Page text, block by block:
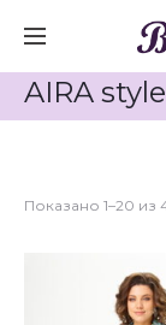
AIRA style
Показано 1–20 из